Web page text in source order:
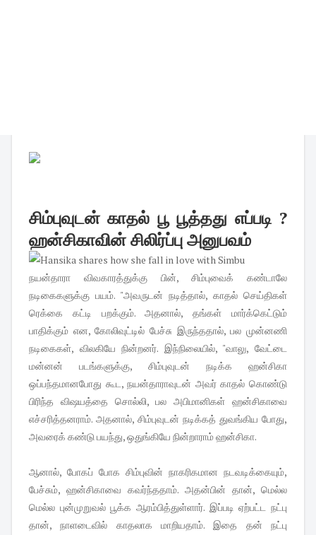
சிம்புவுடன் காதல் பூ பூத்தது எப்படி ?
ஹன்சிகாவின் சிலிர்ப்பு அனுபவம்
நயன்தாரா விவகாரத்துக்கு பின், சிம்புவைக் கண்டாலே
நடிகைகளுக்கு பயம். "அவருடன் நடித்தால், காதல் செய்திகள்
ரெக்கை கட்டி பறக்கும். அதனால், தங்கள் மார்க்கெட்டும்
பாதிக்கும் என, கோலிவுட்டில் பேச்சு இருந்ததால், பல முன்னணி
நடிகைகள், விலகியே நின்றனர். இந்நிலையில், "வாலு, வேட்டை
மன்னன் படங்களுக்கு, சிம்புவுடன் நடிக்க ஹன்சிகா
ஒப்பந்தமானபோது கூட, நயன்தாராவுடன் அவர் காதல் கொண்டு
பிரிந்த விஷயத்தை சொல்லி, பல அபிமானிகள் ஹன்சிகாவை
எச்சரித்தனராம். அதனால், சிம்புவுடன் நடிக்கத் துவங்கிய போது,
அவரைக் கண்டு பயந்து, ஒதுங்கியே நின்றாராம் ஹன்சிகா.
ஆனால், போகப் போக சிம்புவின் நாகரிகமான நடவடிக்கையும்,
பேச்சும், ஹன்சிகாவை கவர்ந்ததாம். அதன்பின் தான், மெல்ல
மெல்ல புன்முறுவல் பூக்க ஆரம்பித்துள்ளார். இப்படி ஏற்பட்ட நட்பு
தான், நாளடைவில் காதலாக மாறியதாம். இதை தன் நட்பு